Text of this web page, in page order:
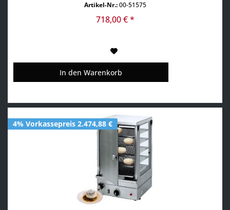
Nachos
Artikel-Nr.:00-51575
718,00 € *
In den Warenkorb
4% Vorkassepreis 2.474,88 €